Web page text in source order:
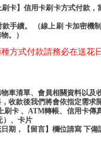
卡】信用卡刷卡方式付款
手續。 （線上刷 卡加密機
。）
方式付款請務必在送花
車清單、會員相關資料以及
收款後我們將會依指定需求
卡 、ATM轉帳、信用卡傳
）、卡片
期，【留言】欄位請寫 下備